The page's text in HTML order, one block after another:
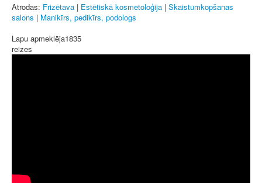
Atrodas: Frizētava | Estētiskā kosmetoloģija | Skaistumkopšanas
salons | Manikīrs, pedikīrs, podologs
Lapu apmeklēja1835
reizes